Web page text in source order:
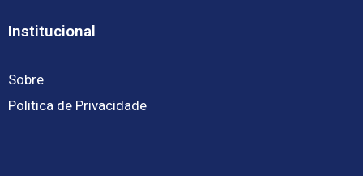
Institucional
Sobre
Politica de Privacidade